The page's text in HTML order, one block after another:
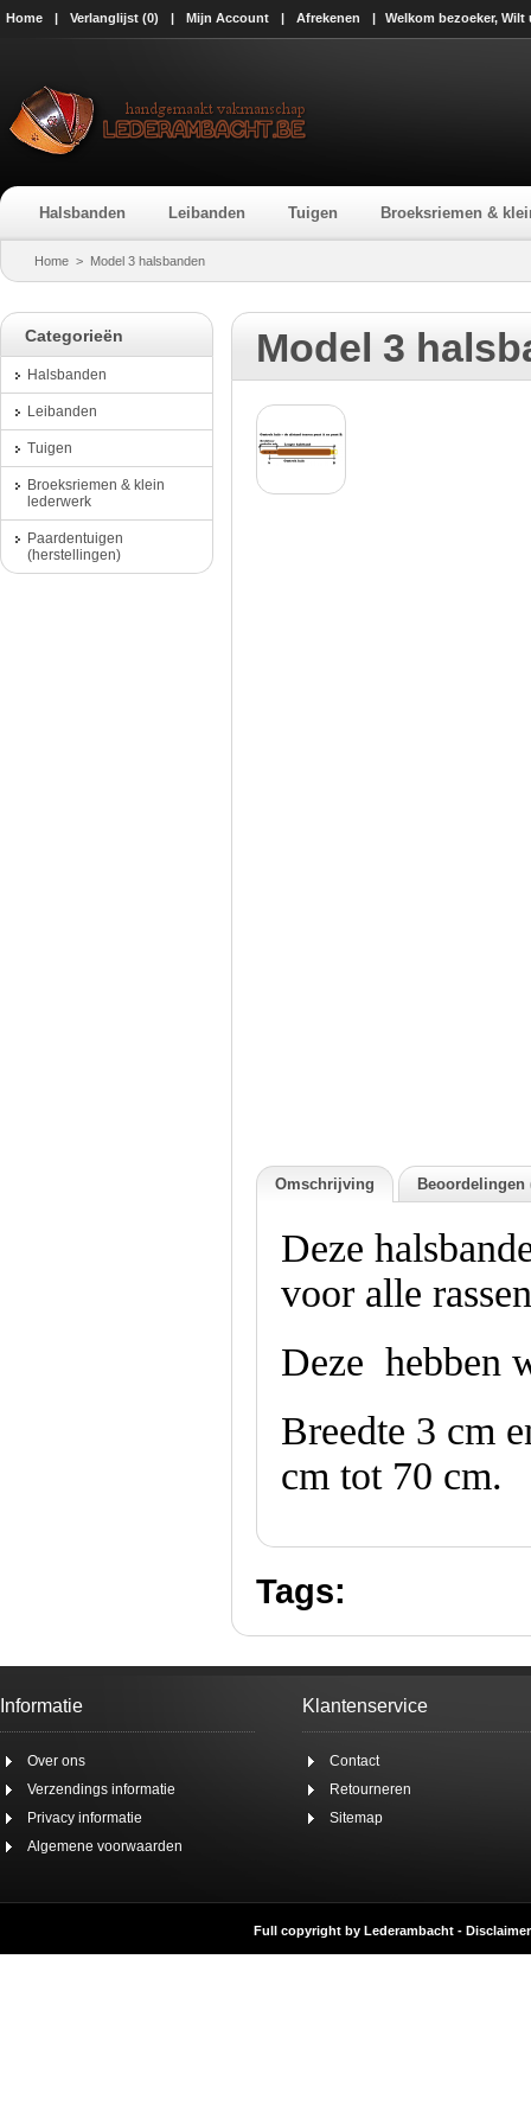
Home | Verlanglijst (0) | Mijn Account | Afrekenen | Welkom bezoeker, Wilt
Halsbanden Leibanden Tuigen Broeksriemen &
Categorieën
Halsbanden
Leibanden
Tuigen
Broeksriemen & klein
lederwerk
Paardentuigen
(herstellingen)
Home > Model 3 halsbanden
Model 3
Omschrijving Beoordelingen
Deze
voor alle
Deze hebben
Breedte 3 cm
cm tot 70 cm.
Tags:
Informatie
Over ons
Verzendings informatie
Privacy informatie
Algemene voorwaarden
Klantenservice
Contact
Retourneren
Sitemap
Full copyright by Lederambacht - Disclaimer